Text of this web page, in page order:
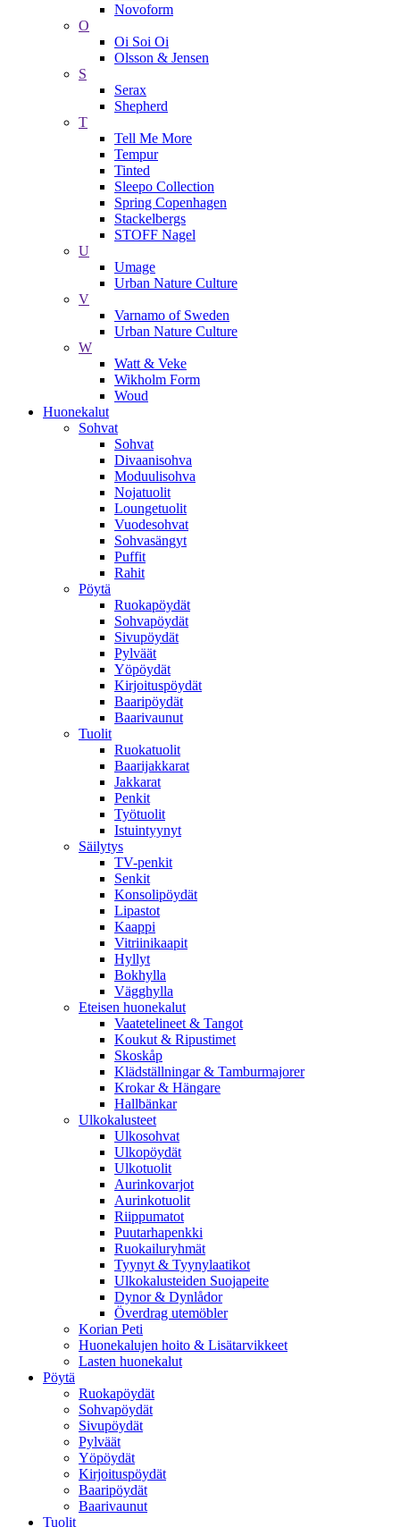
Novoform
O
Oi Soi Oi
Olsson & Jensen
S
Serax
Shepherd
T
Tell Me More
Tempur
Tinted
Sleepo Collection
Spring Copenhagen
Stackelbergs
STOFF Nagel
U
Umage
Urban Nature Culture
V
Varnamo of Sweden
Urban Nature Culture
W
Watt & Veke
Wikholm Form
Woud
Huonekalut
Sohvat
Sohvat
Divaanisohva
Moduulisohva
Nojatuolit
Loungetuolit
Vuodesohvat
Sohvasängyt
Puffit
Rahit
Pöytä
Ruokapöydät
Sohvapöydät
Sivupöydät
Pylväät
Yöpöydät
Kirjoituspöydät
Baaripöydät
Baarivaunut
Tuolit
Ruokatuolit
Baarijakkarat
Jakkarat
Penkit
Työtuolit
Istuintyynyt
Säilytys
TV-penkit
Senkit
Konsolipöydät
Lipastot
Kaappi
Vitriinikaapit
Hyllyt
Bokhylla
Vägghylla
Eteisen huonekalut
Vaatetelineet & Tangot
Koukut & Ripustimet
Skoskåp
Klädställningar & Tamburmajorer
Krokar & Hängare
Hallbänkar
Ulkokalusteet
Ulkosohvat
Ulkopöydät
Ulkotuolit
Aurinkovarjot
Aurinkotuolit
Riippumatot
Puutarhapenkki
Ruokailuryhmät
Tyynyt & Tyynylaatikot
Ulkokalusteiden Suojapeite
Dynor & Dynlådor
Överdrag utemöbler
Korian Peti
Huonekalujen hoito & Lisätarvikkeet
Lasten huonekalut
Pöytä
Ruokapöydät
Sohvapöydät
Sivupöydät
Pylväät
Yöpöydät
Kirjoituspöydät
Baaripöydät
Baarivaunut
Tuolit